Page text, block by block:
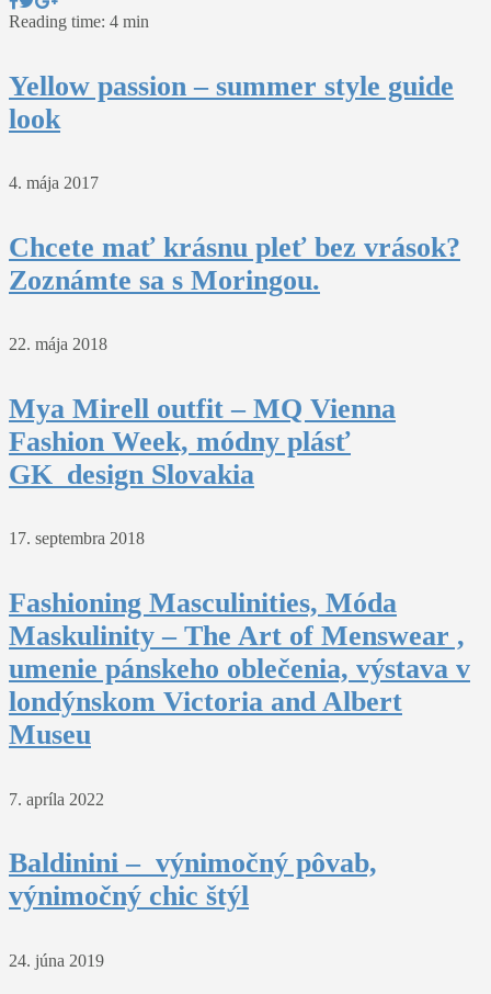
Reading time: 4 min
Yellow passion – summer style guide
look
4. mája 2017
Chcete mať krásnu pleť bez vrások?
Zoznámte sa s Moringou.
22. mája 2018
Mya Mirell outfit – MQ Vienna
Fashion Week, módny plásť
GK_design Slovakia
17. septembra 2018
Fashioning Masculinities, Móda
Maskulinity – The Art of Menswear ,
umenie pánskeho oblečenia, výstava v
londýnskom Victoria and Albert
Museu
7. apríla 2022
Baldinini – výnimočný pôvab,
výnimočný chic štýl
24. júna 2019